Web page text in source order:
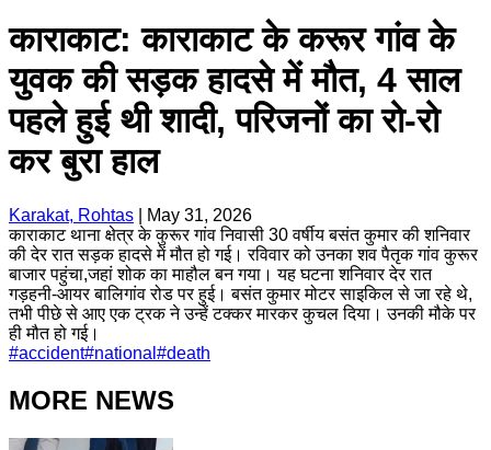
काराकाट: काराकाट के करूर गांव के
युवक की सड़क हादसे में मौत, 4 साल
पहले हुई थी शादी, परिजनों का रो-रो
कर बुरा हाल
Karakat, Rohtas
May 31, 2026
काराकाट थाना क्षेत्र के कुरूर गांव निवासी 30 वर्षीय बसंत कुमार की शनिवार
की देर रात सड़क हादसे में मौत हो गई। रविवार को उनका शव पैतृक गांव कुरूर
बाजार पहुंचा,जहां शोक का माहौल बन गया। यह घटना शनिवार देर रात
गड़हनी-आयर बालिगांव रोड पर हुई। बसंत कुमार मोटर साइकिल से जा रहे थे,
तभी पीछे से आए एक ट्रक ने उन्हें टक्कर मारकर कुचल दिया। उनकी मौके पर
ही मौत हो गई।
#accident#national #death
MORE NEWS